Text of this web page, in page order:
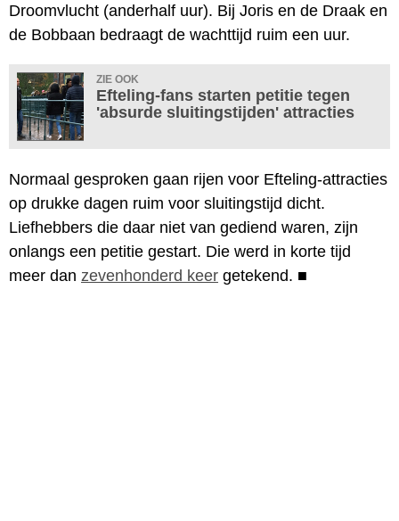
Droomvlucht (anderhalf uur). Bij Joris en de Draak en
de Bobbaan bedraagt de wachttijd ruim een uur.
ZIE OOK
Efteling-fans starten petitie tegen
'absurde sluitingstijden' attracties
Normaal gesproken gaan rijen voor Efteling-attracties
op drukke dagen ruim voor sluitingstijd dicht.
Liefhebbers die daar niet van gediend waren, zijn
onlangs een petitie gestart. Die werd in korte tijd
meer dan zevenhonderd keer getekend. ■